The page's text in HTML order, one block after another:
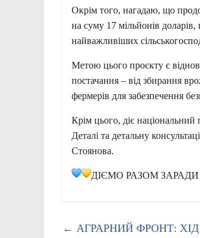
Окрім того, нагадаю, що
на суму 17 мільйонів
найважливіших
Метою цього проєкту є
постачання – від збирання
фермерів для забезпечення
Крім цього, діє національний
Деталі та детальну
Стоянова.
ДІЄМО РАЗОМ
← АГРАРНИЙ ФРОНТ: